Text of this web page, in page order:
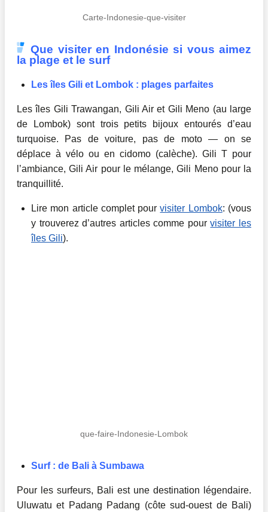
Carte-Indonesie-que-visiter
Que visiter en Indonésie si vous aimez
la plage et le surf
Les îles Gili et Lombok : plages parfaites
Les îles Gili Trawangan, Gili Air et Gili Meno (au large
de Lombok) sont trois petits bijoux entourés d’eau
turquoise. Pas de voiture, pas de moto — on se
déplace à vélo ou en cidomo (calèche). Gili T pour
l’ambiance, Gili Air pour le mélange, Gili Meno pour la
tranquillité.
Lire mon article complet pourvisiter Lombok: (vous
y trouverez d’autres articles comme pourvisiter les
îles Gili).
que-faire-Indonesie-Lombok
Surf : de Bali à Sumbawa
Pour les surfeurs, Bali est une destination légendaire.
Uluwatu et Padang Padang (côte sud-ouest de Bali)